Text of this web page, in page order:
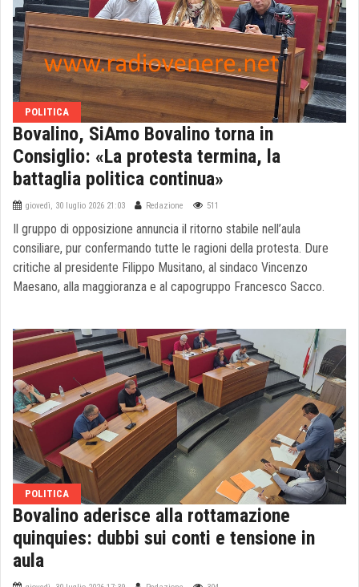
POLITICA
Bovalino, SiAmo Bovalino torna in
Consiglio: «La protesta termina, la
battaglia politica continua»
giovedì, 30 luglio 2026 21:03 Redazione 511
Il gruppo di opposizione annuncia il ritorno stabile nell’aula
consiliare, pur confermando tutte le ragioni della protesta. Dure
critiche al presidente Filippo Musitano, al sindaco Vincenzo
Maesano, alla maggioranza e al capogruppo Francesco Sacco.
POLITICA
Bovalino aderisce alla rottamazione
quinquies: dubbi sui conti e tensione in
aula